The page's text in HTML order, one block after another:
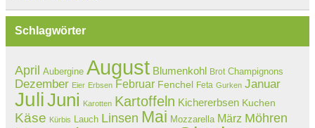
Schlagwörter
April Aubergine August Blumenkohl Brot Champignons
Dezember Eier Erbsen Februar Fenchel Feta Gurken Januar
JuliJuni Karotten Kartoffeln Kichererbsen Kuchen
Käse Kürbis Lauch Linsen Mai Mozzarella März Möhren